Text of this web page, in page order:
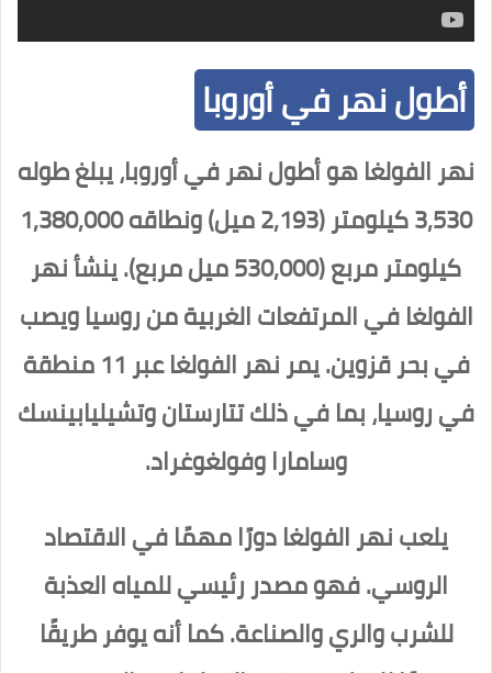
أطول نهر في أوروبا
نهر الفولغا هو أطول نهر في أوروبا، يبلغ طوله
3,530 كيلومتر (2,193 ميل) ونطاقه 1,380,000
كيلومتر مربع (530,000 ميل مربع). ينشأ نهر
الفولغا في المرتفعات الغربية من روسيا ويصب
في بحر قزوين. يمر نهر الفولغا عبر 11 منطقة
في روسيا، بما في ذلك تتارستان وتشيليابينسك
وسامارا وفولغوغراد.
يلعب نهر الفولغا دورًا مهمًا في الاقتصاد
الروسي. فهو مصدر رئيسي للمياه العذبة
للشرب والري والصناعة. كما أنه يوفر طريقًا